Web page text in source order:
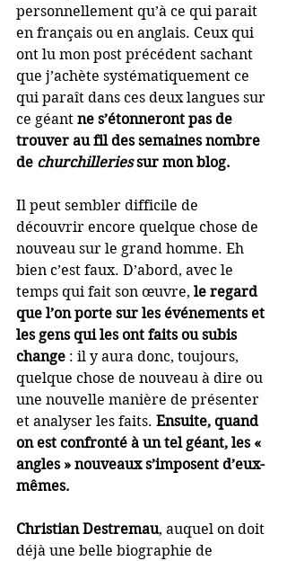
personnellement qu’à ce qui parait
en français ou en anglais. Ceux qui
ont lu mon post précédent sachant
que j’achète systématiquement ce
qui paraît dans ces deux langues sur
ce géant ne s’étonneront pas de
trouver au fil des semaines nombre
de churchilleries sur mon blog.
Il peut sembler difficile de
découvrir encore quelque chose de
nouveau sur le grand homme. Eh
bien c’est faux. D’abord, avec le
temps qui fait son œuvre, le regard
que l’on porte sur les événements et
les gens qui les ont faits ou subis
change : il y aura donc, toujours,
quelque chose de nouveau à dire ou
une nouvelle manière de présenter
et analyser les faits. Ensuite, quand
on est confronté à un tel géant, les «
angles » nouveaux s’imposent d’eux-
mêmes.
Christian Destremau, auquel on doit
déjà une belle biographie de